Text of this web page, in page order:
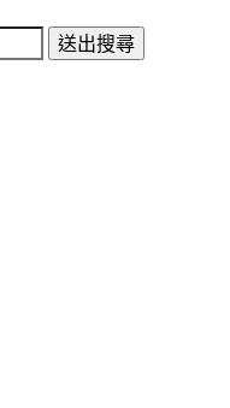
送出搜尋